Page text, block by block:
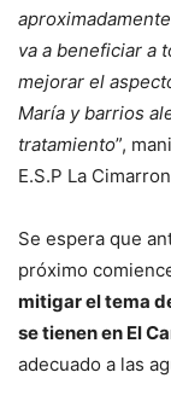
va a beneficiar a
mejorar el
María y barrios
tratamiento”,
E.S.P La
Se espera que
próximo
mitigar el tema
se tienen en El
adecuado a las